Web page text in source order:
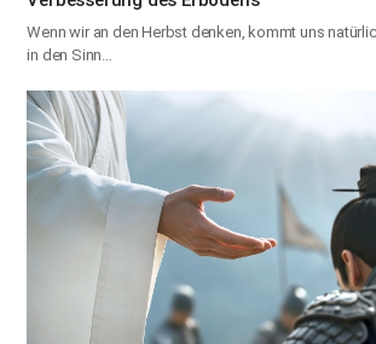
Wenn wir an den Herbst denken, kommt uns
in den Sinn…